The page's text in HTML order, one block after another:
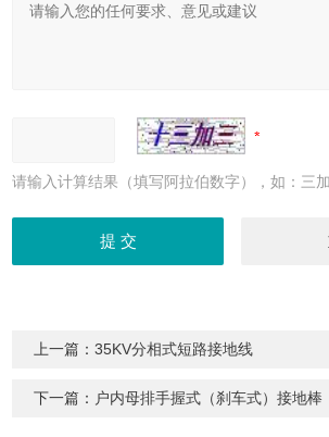
请输入计算结果（填写阿拉伯数字），如：三
上一篇：35KV分相式短路接地线
下一篇： 户内母排手握式（刹车式）接地棒